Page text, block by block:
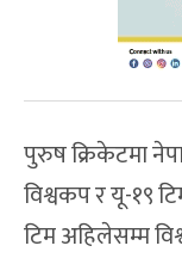
पुरुष क्रिकेटमा
विश्वकप र यू-१९
टिम अहिलेसम्म